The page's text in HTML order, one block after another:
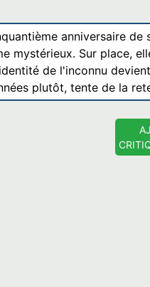
anniversaire
mystérieux. Sur place,
de l'inconnu
plutôt, tente de la